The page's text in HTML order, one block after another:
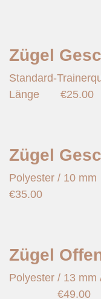
Zügel
Standard-
Länge
€25.00
Zügel
Polyester / 10
€35.00
Zügel
Polyester / 13
€49.00